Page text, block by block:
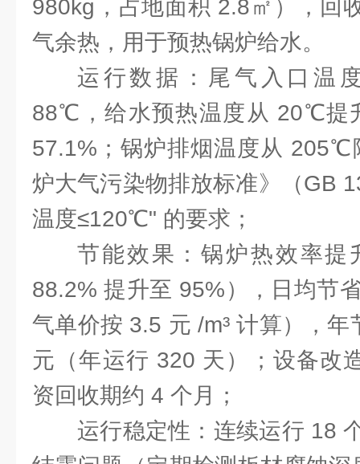
980kg，占地面积 2.8㎡），
气余热，用于预热锅炉给水。
运行数据：尾气入口温
88℃，给水预热温度从 20℃提
57.1%；锅炉排烟温度从
炉大气污染物排放标准》（GB
温度≤120℃" 的要求；
节能效果：锅炉热效率提
88.2% 提升至 95%），日均节
气单价按 3.5 元 /m³ 计算），
元（年运行 320 天）；设备改
资回收期约 4 个月；
运行稳定性：连续运行 18